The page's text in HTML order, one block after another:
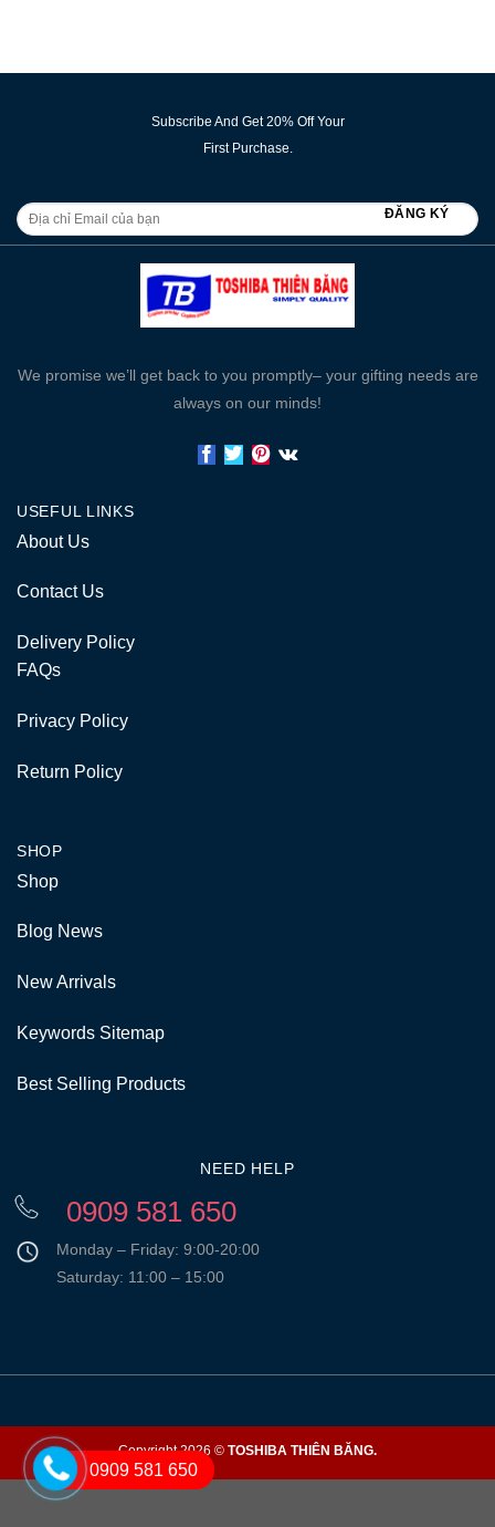
Subscribe And Get 20% Off Your
First Purchase.
We promise we’ll get back to you promptly– your gifting needs are
always on our minds!
USEFUL LINKS
About Us
Contact Us
Delivery Policy
FAQs
Privacy Policy
Return Policy
SHOP
Shop
Blog News
New Arrivals
Keywords Sitemap
Best Selling Products
NEED HELP
0909 581 650
Monday – Friday: 9:00-20:00
Saturday: 11:00 – 15:00
Copyright 2026 © TOSHIBA THIÊN BĂNG.
0909 581 650